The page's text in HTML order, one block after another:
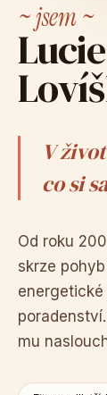
~ jsem ~
Lucie
V
co si
Od roku
skrze
mu